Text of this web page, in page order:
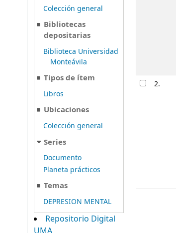
Colección general
Bibliotecas
depositarias
Biblioteca Universidad
Monteávila
Tipos de ítem
Libros
Ubicaciones
Colección general
Series
Documento
Planeta prácticos
Temas
DEPRESION MENTAL
Repositorio Digital
2.